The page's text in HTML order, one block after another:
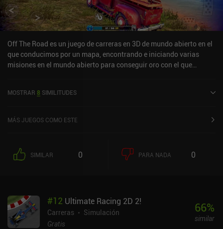
Off The Road es un juego de carreras en 3D de mundo abierto en el
que conducimos por un mapa, encontrando e iniciando varias
misiones en el mundo abierto para conseguir oro con el que
escalando montañas para hacer saltos acrobáticos épicos,
nuevos vehículos se desbloquean a través de iAP o recogiendo
desbloquear un nuevo coche es tan alta que hace que el proceso
sea muy pesado. Aun así, recomiendo encarecidamente el juego,
MOSTRAR 8 SIMILITUDES
MÁS JUEGOS COMO ESTE
SIMILAR 0 PARA NADA 0
#12 Ultimate Racing 2D 2!
Carreras
Simulación
Gratis
66%
similar